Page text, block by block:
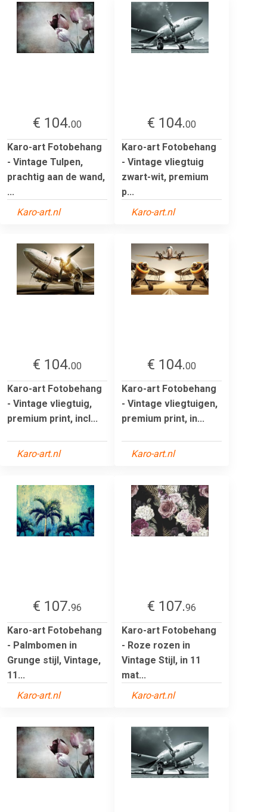
€ 104.00
Karo-art Fotobehang
- Vintage Tulpen,
prachtig aan de wand,
...
Karo-art.nl
€ 104.00
Karo-art Fotobehang
- Vintage vliegtuig
zwart-wit, premium
p...
Karo-art.nl
€ 104.00
Karo-art Fotobehang
- Vintage vliegtuig,
premium print, incl...
Karo-art.nl
€ 104.00
Karo-art Fotobehang
- Vintage vliegtuigen,
premium print, in...
Karo-art.nl
€ 107.96
Karo-art Fotobehang
- Palmbomen in
Grunge stijl, Vintage,
11...
Karo-art.nl
€ 107.96
Karo-art Fotobehang
- Roze rozen in
Vintage Stijl, in 11
mat...
Karo-art.nl